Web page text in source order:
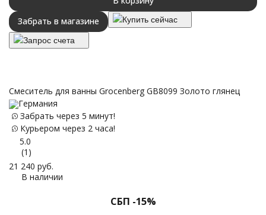
Забрать в магазине
Купить сейчас
Запрос счета
Смеситель для ванны Grocenberg GB8099 Золото глянец
Германия
Забрать через 5 минут!
Курьером через 2 часа!
5.0
(1)
21 240 руб.
В наличии
СБП -15%